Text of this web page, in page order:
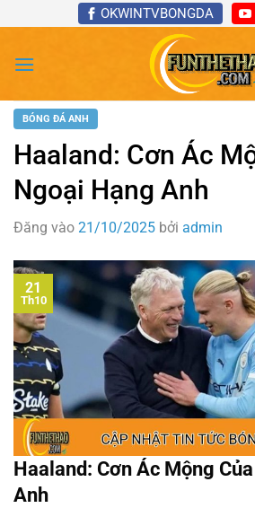
nội
OKWINTVBONGDA
BÓNG ĐÁ ANH
Haaland: Cơn Ác
Ngoại Hạng Anh
Đăng vào 21/10/2025 bởi admin
21
Th10
Haaland: Cơn Ác Mộng
Anh